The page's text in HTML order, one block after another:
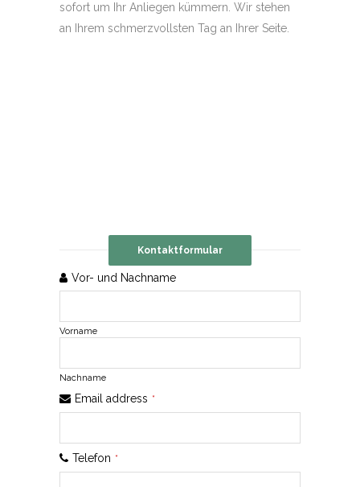
sofort um Ihr Anliegen kümmern. Wir stehen
an Ihrem schmerzvollsten Tag an Ihrer Seite.
Kontaktformular
Vor- und Nachname
Vorname
Nachname
Email address *
Telefon *